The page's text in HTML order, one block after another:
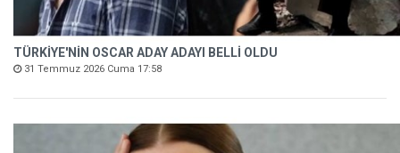
TÜRKİYE'NİN OSCAR ADAY ADAYI BELLİ OLDU
31 Temmuz 2026 Cuma 17:58